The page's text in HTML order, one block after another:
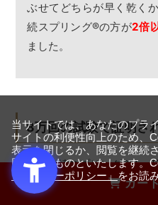
カー
ぶせてどちらが早く乾く
続スプリング®の方が2倍
ました。
8万回の試験で証明さ
高密度連続スプリング®は、
で分散させます。そのため部
ず、金属特有のヘタリが出
当サイトでは、あなたのプラ
サイトの利便性向上のため、
表示を閉じるか、閲覧を継続
同意するものといたします。
ライバシーポリシー」をお読